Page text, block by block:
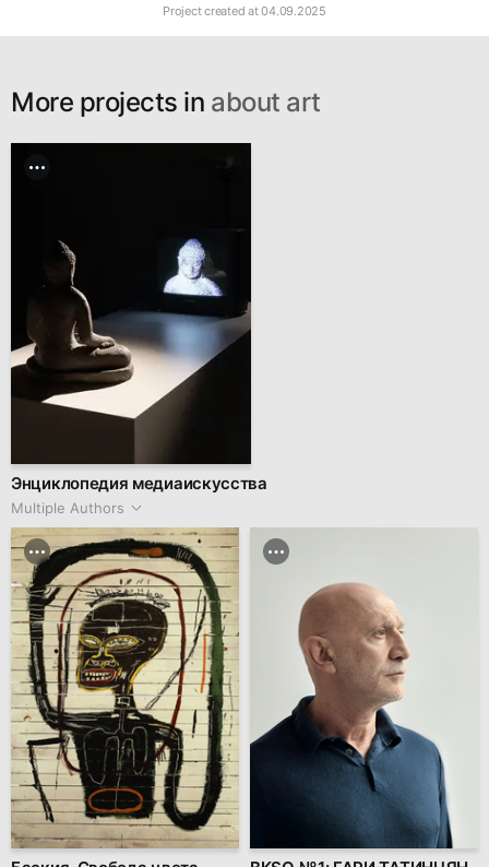
Project created at04.09.2025
More projects in about art
Энциклопедия медиаискусства
Multiple Authors